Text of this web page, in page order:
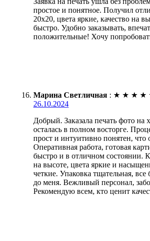
простое и понятное. Получил
20х20, цвета яркие, качество на
быстро. Удобно заказывать,
положительные! Хочу
Марина Светличная : ★ ★ ★ ★
26.10.2024
Добрый. Заказала печать фото на
осталась в полном восторге.
прост и интуитивно понятен, что
Оперативная работа, готовая
быстро и в отличном состоянии.
на высоте, цвета яркие и
четкие. Упаковка тщательная,
до меня. Вежливый персонал,
Рекомендую всем, кто ценит